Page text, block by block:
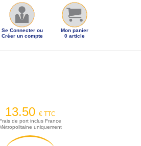
Se Connecter ou
Créer un compte
Mon panier
0 article
13.50 € TTC
de port inclus France
uniquement